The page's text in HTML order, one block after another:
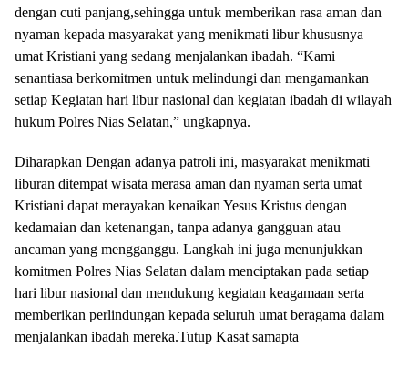
dengan cuti panjang,sehingga untuk memberikan rasa aman dan
nyaman kepada masyarakat yang menikmati libur khususnya
umat Kristiani yang sedang menjalankan ibadah. “Kami
senantiasa berkomitmen untuk melindungi dan mengamankan
setiap Kegiatan hari libur nasional dan kegiatan ibadah di wilayah
hukum Polres Nias Selatan,” ungkapnya.
Diharapkan Dengan adanya patroli ini, masyarakat menikmati
liburan ditempat wisata merasa aman dan nyaman serta umat
Kristiani dapat merayakan kenaikan Yesus Kristus dengan
kedamaian dan ketenangan, tanpa adanya gangguan atau
ancaman yang mengganggu. Langkah ini juga menunjukkan
komitmen Polres Nias Selatan dalam menciptakan pada setiap
hari libur nasional dan mendukung kegiatan keagamaan serta
memberikan perlindungan kepada seluruh umat beragama dalam
menjalankan ibadah mereka.Tutup Kasat samapta